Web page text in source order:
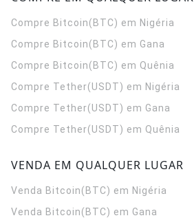
Compre Bitcoin(BTC) em Nigéria
Compre Bitcoin(BTC) em Gana
Compre Bitcoin(BTC) em Quênia
Compre Tether(USDT) em Nigéria
Compre Tether(USDT) em Gana
Compre Tether(USDT) em Quênia
VENDA EM QUALQUER LUGAR
Venda Bitcoin(BTC) em Nigéria
Venda Bitcoin(BTC) em Gana